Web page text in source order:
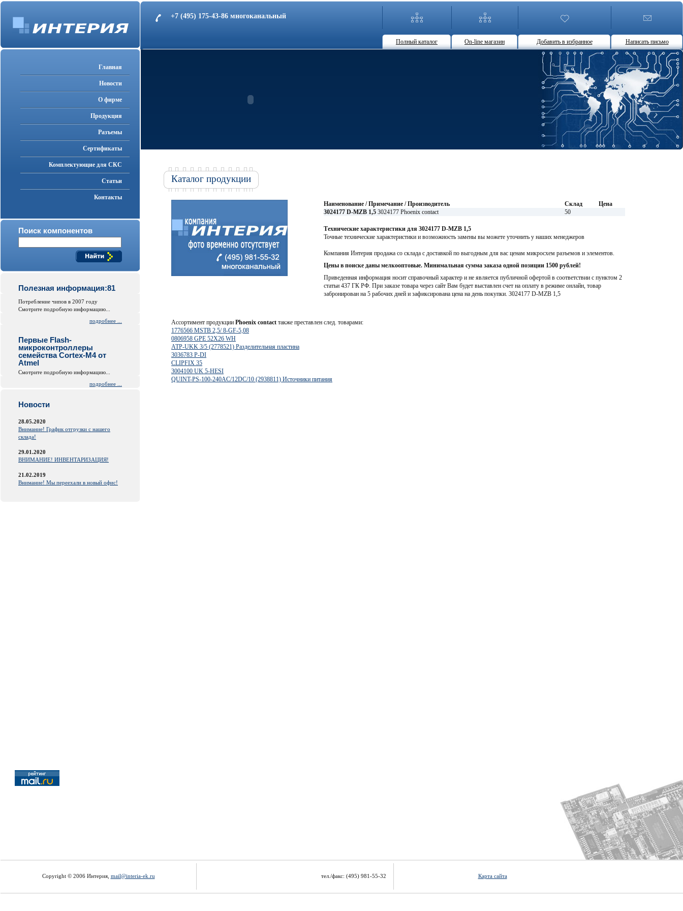
+7 (495) 175-43-86 многоканальный
Полный каталог On-line магазин Добавить в избранное Написать письмо
Главная
Новости
О фирме
Продукция
Разъемы
Cертификаты
Комплектующие для СКС
Статьи
Контакты
Поиск компонентов
Полезная информация:81
Потребление чипов в 2007 году
Смотрите подробную информацию...
подробнее ...
Первые Flash-
микроконтроллеры
семейства Cortex-M4 от
Atmel
Смотрите подробную информацию...
подробнее ...
Новости
28.05.2020
Внимание! График отгрузки с нашего
склада!
29.01.2020
ВНИМАНИЕ! ИНВЕНТАРИЗАЦИЯ!
21.02.2019
Внимание! Мы переехали в новый офис!
Каталог продукции
Наименование / Примечание / Производитель Склад
Цена
3024177 D-MZB 1,5 3024177 Phoenix contact 50
Технические характеристики для 3024177 D-MZB 1,5
Точные технические характеристики и возможность замены вы можете уточнить у наших менеджеров
Компания Интерия продажа со склада с доставкой по выгодным для вас ценам микросхем разъемов и элементов.
Цены в поиске даны мелкооптовые. Минимальная сумма заказа одной позиции 1500 рублей!
Приведенная информация носит справочный характер и не является публичной офертой в соответствии с пунктом 2
статьи 437 ГК РФ. При заказе товара через сайт Вам будет выставлен счет на оплату в режиме онлайн, товар
забронирован на 5 рабочих дней и зафиксирована цена на день покупки. 3024177 D-MZB 1,5
Ассортимент продукции Phoenix contact также преставлен след. товарами:
1776566 MSTB 2,5/ 8-GF-5,08
0806958 GPE 52X26 WH
ATP-UKK 3/5 (2778521) Разделительная пластина
3036783 P-DI
CLIPFIX 35
3004100 UK 5-HESI
QUINT-PS-100-240AC/12DC/10 (2938811) Источники питания
Copyright © 2006 Интерия, mail@interia-ek.ru тел./факс: (495) 981-55-32 Карта сайта